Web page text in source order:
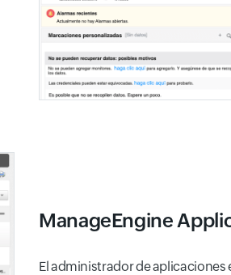
ManageEngine
El administrador de